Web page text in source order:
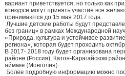
вариант приветствуется, но только как
конкурсе могут принять участие все
принимаются до 15 мая 2017 года.
Лучшие детские работы будут
без границ» в рамках Международной
«Природа, культура и устойчивое
региона», которая будет проходить
В 2017- 2018 году будет организована
районе (Россия), Катон-Карагайском
аймаке (Монголия).
Более подробную информацию можно